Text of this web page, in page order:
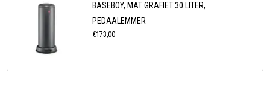
BASEBOY, MAT GRAFIET 30 LITER,
PEDAALEMMER
€173,00